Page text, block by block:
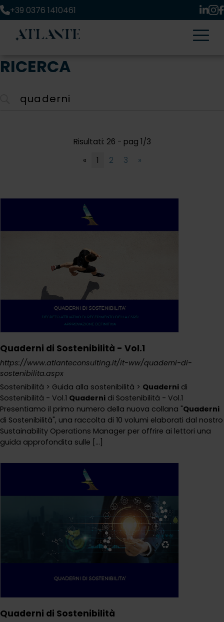
+39 0376 1410461
RICERCA
Risultati: 26 - pag 1/3
«
1 2 3 »
Quaderni di Sostenibilità - Vol.1
https://www.atlanteconsulting.it/it-ww/quaderni-di-
sostenibilita.aspx
Sostenibilità > Guida alla sostenibilità > Quaderni di
Sostenibilità - Vol.1 Quaderni di Sostenibilità - Vol.1
Presentiamo il primo numero della nuova collana "Quaderni
di Sostenibilità", una raccolta di 10 volumi elaborati dal nostro
Sustainability Operations Manager per offrire ai lettori una
guida approfondita sulle [...]
Quaderni di Sostenibilità